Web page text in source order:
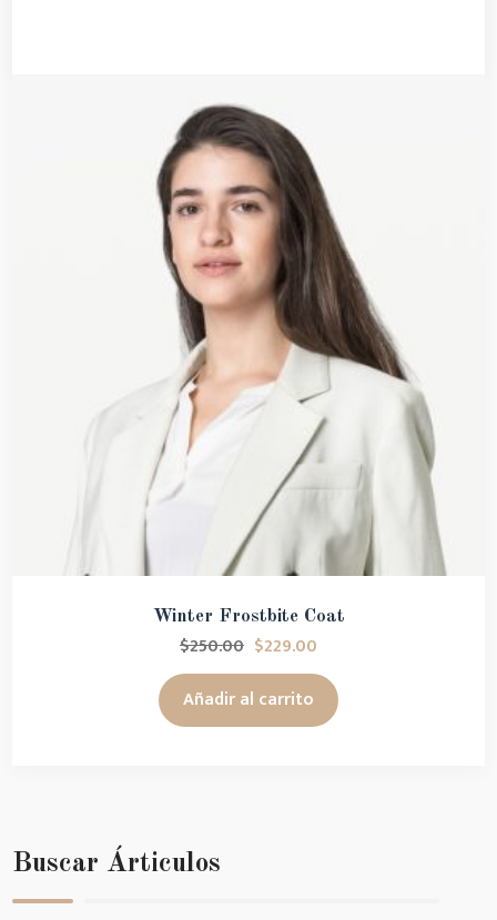
Winter Frostbite Coat
$250.00 $229.00
Añadir al carrito
Buscar Árticulos